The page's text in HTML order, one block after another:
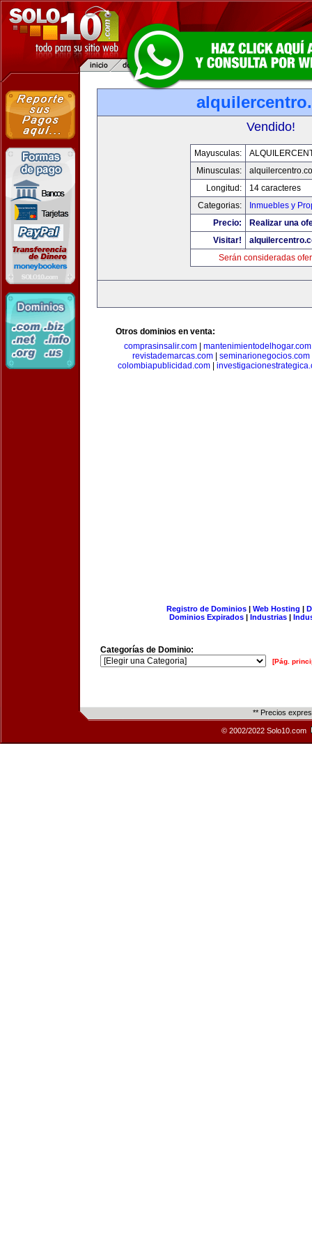
Vendido!
Mayusculas:
Minusculas:
Longitud:
14 caracteres
Categorias:
Inmuebles y
Precio:
Realizar una
Visitar!
Serán consideradas
Otros dominios en venta:
comprasinsalir.com
mantenimientodelhogar.com
revistademarcas.com
seminarionegocios.com
colombiapublicidad.com
Registro de Dominios| Web Hosting |
Dominios Expirados | Industrias |
Categorías de Dominio:
[Pág.
** Precios
© 2002/2022 Solo10.com